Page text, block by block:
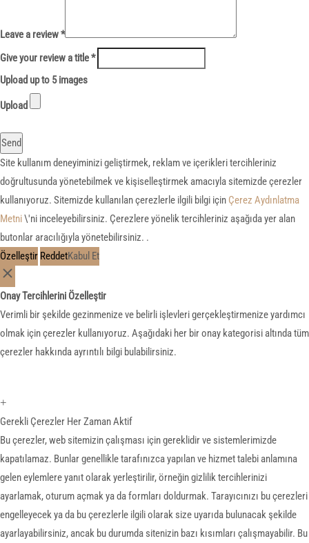
Leave a review *
Give your review a title *
Upload up to 5 images
Upload
Send
Site kullanım deneyiminizi geliştirmek, reklam ve içerikleri tercihleriniz
doğrultusunda yönetebilmek ve kişiselleştirmek amacıyla sitemizde çerezler
kullanıyoruz. Sitemizde kullanılan çerezlerle ilgili bilgi için Çerez Aydınlatma
Metni\'ni inceleyebilirsiniz. Çerezlere yönelik tercihleriniz aşağıda yer alan
butonlar aracılığıyla yönetebilirsiniz. .
Özelleştir ReddetKabul Et
Onay Tercihlerini Özelleştir
Verimli bir şekilde gezinmenize ve belirli işlevleri gerçekleştirmenize yardımcı
olmak için çerezler kullanıyoruz. Aşağıdaki her bir onay kategorisi altında tüm
çerezler hakkında ayrıntılı bilgi bulabilirsiniz.
+
Gerekli Çerezler Her Zaman Aktif
Bu çerezler, web sitemizin çalışması için gereklidir ve sistemlerimizde
kapatılamaz. Bunlar genellikle tarafınızca yapılan ve hizmet talebi anlamına
gelen eylemlere yanıt olarak yerleştirilir, örneğin gizlilik tercihlerinizi
ayarlamak, oturum açmak ya da formları doldurmak. Tarayıcınızı bu çerezleri
engelleyecek ya da bu çerezlerle ilgili olarak size uyarıda bulunacak şekilde
ayarlayabilirsiniz, ancak bu durumda sitenizin bazı kısımları çalışmayabilir. Bu